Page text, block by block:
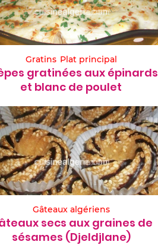
Gratins Plat principal
gratinées aux épinards
et blanc de poulet
Gâteaux algériens
secs aux graines de
sésames (Djeldjlane)